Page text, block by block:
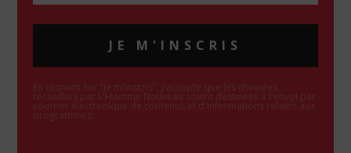
JE M'INSCRIS
En cliquant sur "Je m'inscris", j'accepte que les données
recueillies par L'Homme Nouveau soient destinées à l'envoi par
courrier électronique de contenus et d'informations relatifs aux
programmes.